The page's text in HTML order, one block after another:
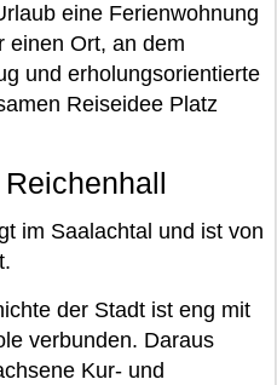
eine Ferienwohnung
einen Ort, an dem
und erholungsorientierte
Reiseidee Platz
im Saalachtal und ist von
der Stadt ist eng mit
verbunden. Daraus
Kur- und